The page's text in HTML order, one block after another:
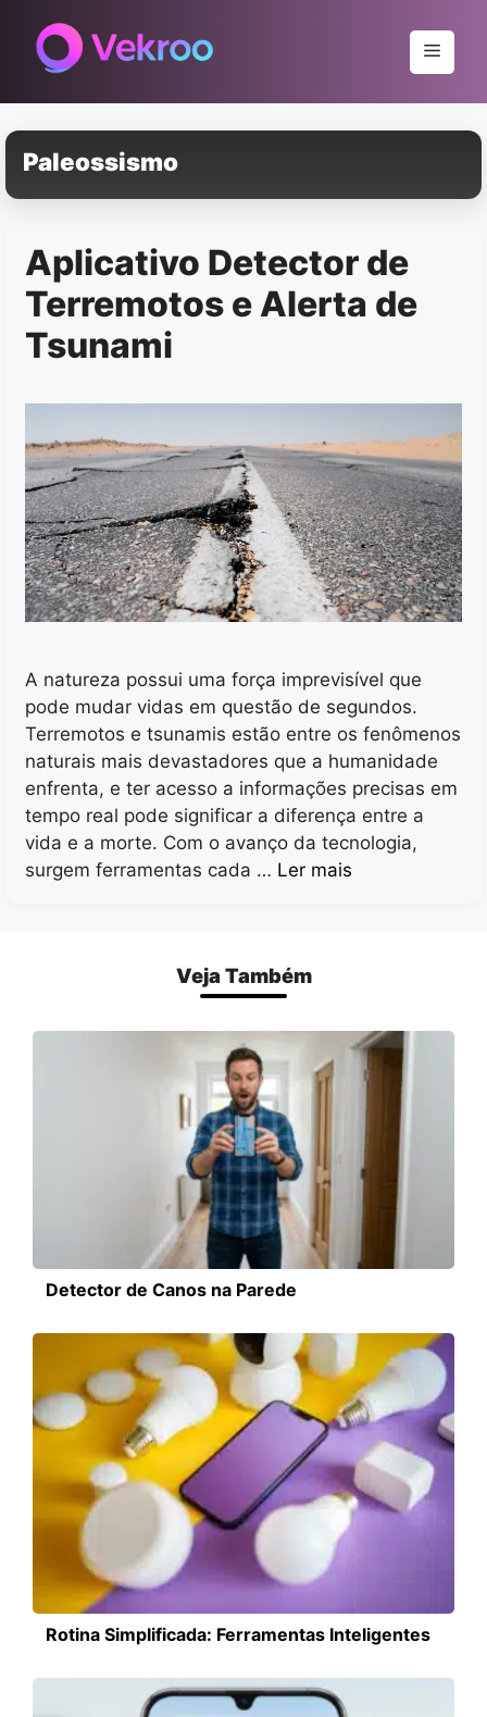
para
Menu
Paleossismo
Aplicativo Detector de
Terremotos e Alerta de
Tsunami
A natureza possui uma força imprevisível que
pode mudar vidas em questão de segundos.
Terremotos e tsunamis estão entre os fenômenos
naturais mais devastadores que a humanidade
enfrenta, e ter acesso a informações precisas em
tempo real pode significar a diferença entre a
vida e a morte. Com o avanço da tecnologia,
surgem ferramentas cada … Ler mais
Veja Também
Detector de Canos na Parede
Rotina Simplificada: Ferramentas Inteligentes